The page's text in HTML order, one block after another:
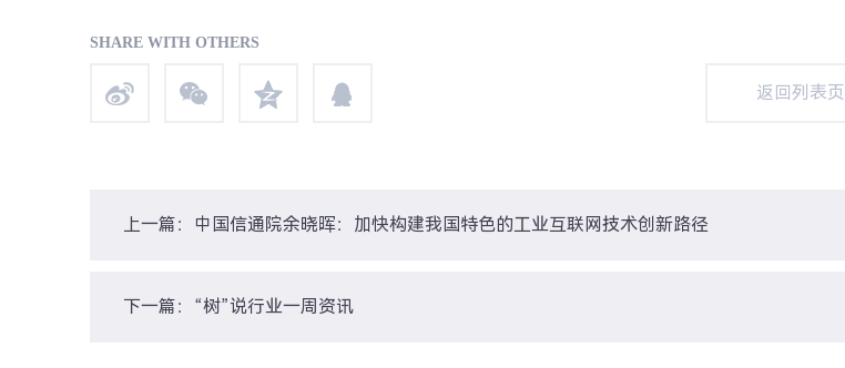
SHARE WITH OTHERS
返回列表页
上一篇：中国信通院余晓晖：加快构建我国特色的工业互联网技术创新路径
下一篇：“树”说行业一周资讯